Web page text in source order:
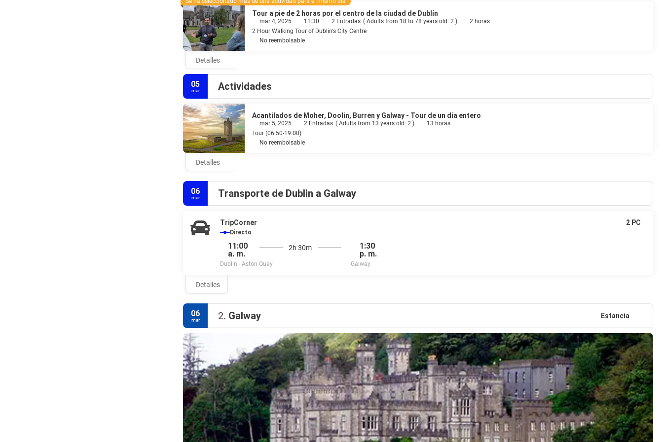
Tour a pie de 2 horas por el centro de la ciudad de Dublín
mar 4, 2025 11:30 2 Entradas ( Adults from 18 to 78 years old: 2 )
2 horas
2 Hour Walking Tour of Dublin's City Centre
No reembolsable
Detalles
05
mar Actividades
Acantilados de Moher, Doolin, Burren y Galway - Tour de un día entero
mar 5, 2025 2 Entradas ( Adults from 13 years old: 2 )
13 horas
Tour (06:50-19:00)
No reembolsable
Detalles
06
mar Transporte de Dublin a Galway
TripCorner
Directo
11:00
a. m.
Dublin - Aston Quay
2h 30m
1:30
p. m.
Galway
2 PC
Detalles
06
mar 2. Galway Estancia